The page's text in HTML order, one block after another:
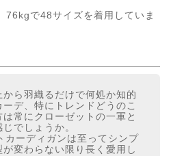
76kgで48サイズを着用していま
ら羽織るだけで何処か知的
デ、特にトレンドどうのこ
常にクローゼットの一軍と
でしょうか。
ーディガンは至ってシンプ
変わらない限り長く愛用し